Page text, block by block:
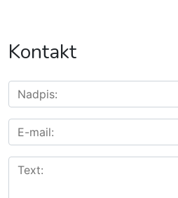
Kontakt